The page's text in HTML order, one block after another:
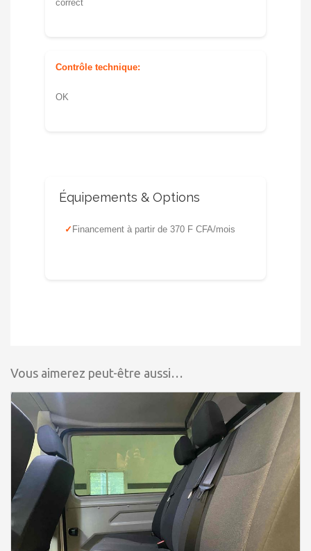
correct
Contrôle technique:
OK
Équipements & Options
Financement à partir de 370 F CFA/mois
Vous aimerez peut-être aussi…